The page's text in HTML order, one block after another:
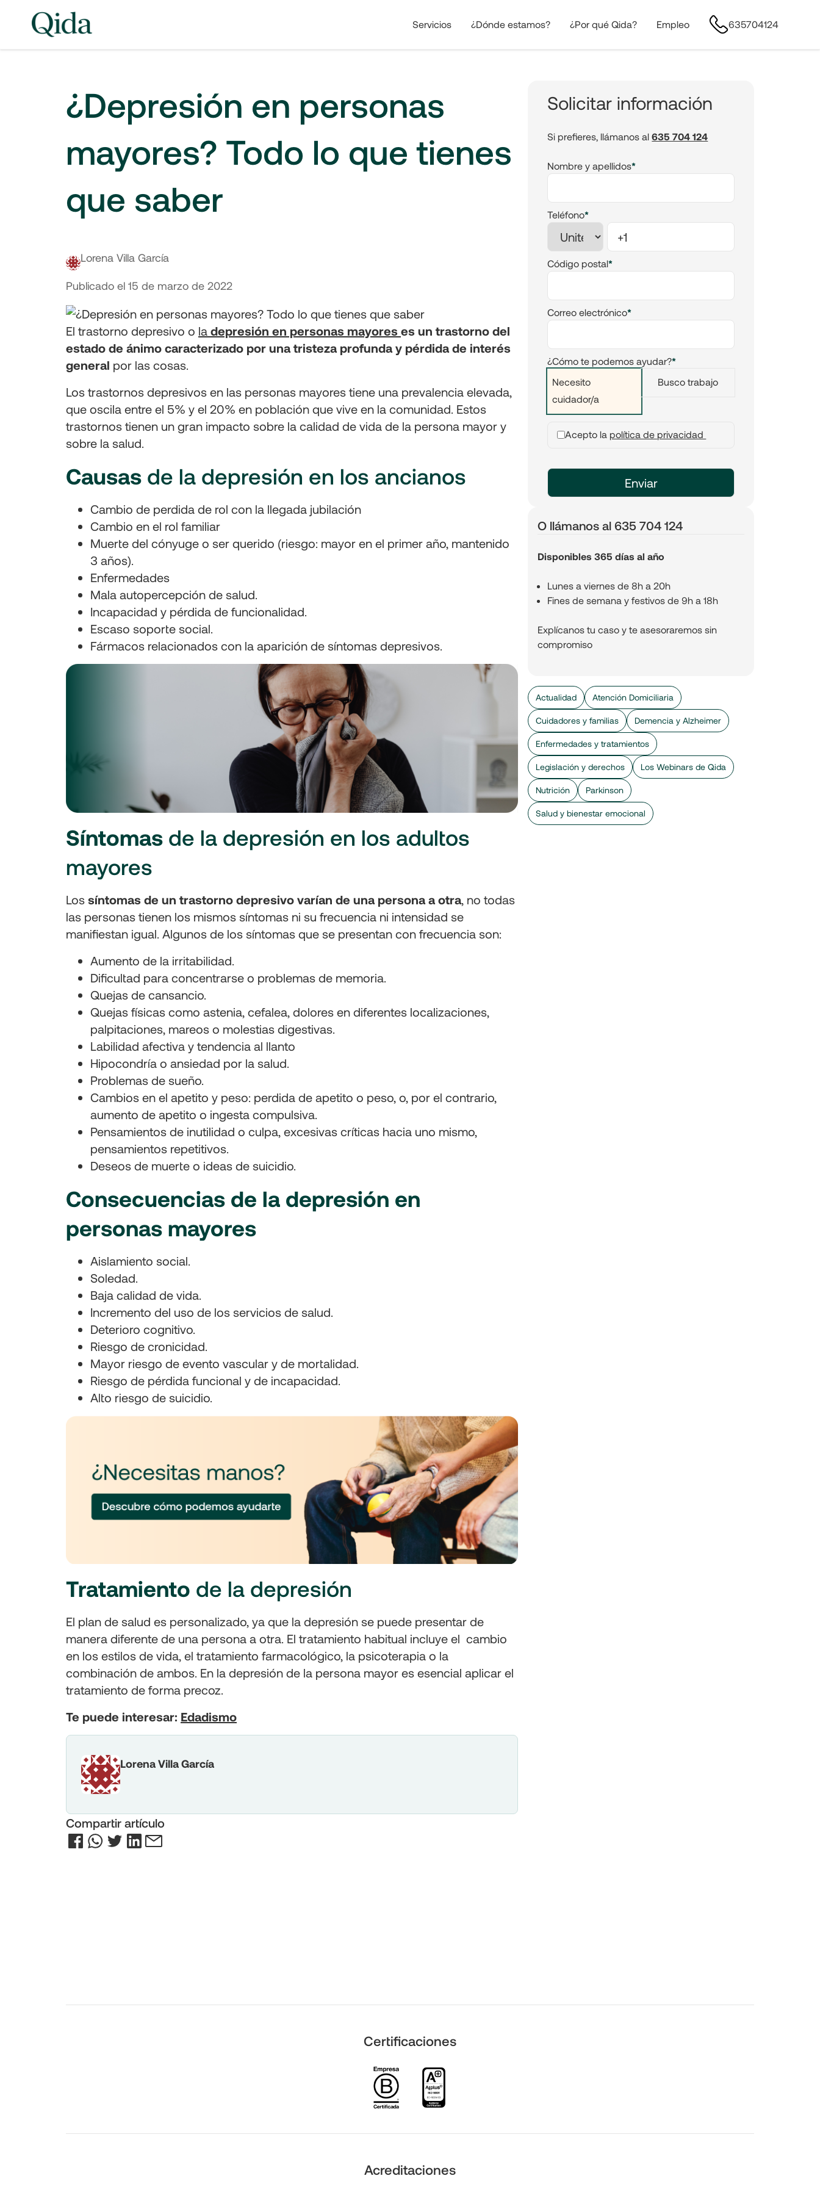
Servicios ¿Dónde estamos? ¿Por qué Qida? Empleo 635704124
¿Depresión en personas
mayores? Todo lo que tienes
que saber
Lorena Villa García
Publicado el 15 de marzo de 2022
El trastorno depresivo o la depresión en personas mayores es un trastorno del
estado de ánimo caracterizado por una tristeza profunda y pérdida de interés
general por las cosas.
Los trastornos depresivos en las personas mayores tiene una prevalencia elevada,
que oscila entre el 5% y el 20% en población que vive en la comunidad. Estos
trastornos tienen un gran impacto sobre la calidad de vida de la persona mayor y
sobre la salud.
Causas de la depresión en los ancianos
Cambio de perdida de rol con la llegada jubilación
Cambio en el rol familiar
Muerte del cónyuge o ser querido (riesgo: mayor en el primer año, mantenido
3 años).
Enfermedades
Mala autopercepción de salud.
Incapacidad y pérdida de funcionalidad.
Escaso soporte social.
Fármacos relacionados con la aparición de síntomas depresivos.
Síntomas de la depresión en los adultos
mayores
Los síntomas de un trastorno depresivo varían de una persona a otra , no todas
las personas tienen los mismos síntomas ni su frecuencia ni intensidad se
manifiestan igual. Algunos de los síntomas que se presentan con frecuencia son:
Aumento de la irritabilidad.
Dificultad para concentrarse o problemas de memoria.
Quejas de cansancio.
Quejas físicas como astenia, cefalea, dolores en diferentes localizaciones,
palpitaciones, mareos o molestias digestivas.
Labilidad afectiva y tendencia al llanto
Hipocondría o ansiedad por la salud.
Problemas de sueño.
Cambios en el apetito y peso: perdida de apetito o peso, o, por el contrario,
aumento de apetito o ingesta compulsiva.
Pensamientos de inutilidad o culpa, excesivas críticas hacia uno mismo,
pensamientos repetitivos.
Deseos de muerte o ideas de suicidio.
Consecuencias de la depresión en
personas mayores
Aislamiento social.
Soledad.
Baja calidad de vida.
Incremento del uso de los servicios de salud.
Deterioro cognitivo.
Riesgo de cronicidad.
Mayor riesgo de evento vascular y de mortalidad.
Riesgo de pérdida funcional y de incapacidad.
Alto riesgo de suicidio.
Tratamiento de la depresión
El plan de salud es personalizado, ya que la depresión se puede presentar de
manera diferente de una persona a otra. El tratamiento habitual incluye el cambio
en los estilos de vida, el tratamiento farmacológico, la psicoterapia o la
combinación de ambos. En la depresión de la persona mayor es esencial aplicar el
tratamiento de forma precoz.
Te puede interesar: Edadismo
Lorena Villa García
Compartir artículo
O llámanos al 635 704 124
Disponibles 365 días al año
Lunes a viernes de 8h a 20h
Fines de semana y festivos de 9h a 18h
Explícanos tu caso y te asesoraremos sin
compromiso
Solicitar información
Si prefieres, llámanos al635 704 124
Nombre y apellidos*
Teléfono*
Código postal*
Correo electrónico*
¿Cómo te podemos ayudar?*
Necesito
cuidador/a
Busco trabajo
Acepto la política de privacidad
Actualidad Atención Domiciliaria
Cuidadores y familias Demencia y Alzheimer
Enfermedades y tratamientos
Legislación y derechos Los Webinars de Qida
Nutrición Parkinson
Salud y bienestar emocional
Certificaciones
Acreditaciones